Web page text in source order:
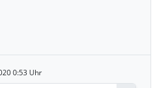
0:53 Uhr